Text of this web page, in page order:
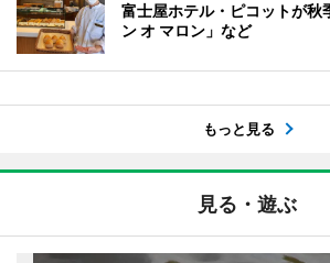
富士屋ホテル・ピコットが
ン オ マロン」など
もっと見る
見る・遊ぶ